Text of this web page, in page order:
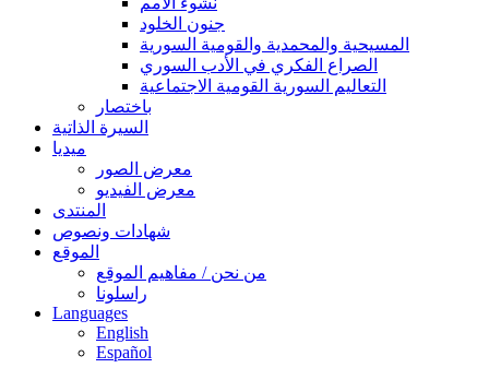
جنون الخلود
المسيحية والمحمدية والقومية السورية
الصراع الفكري في الأدب السوري
التعاليم السورية القومية الاجتماعية
باختصار
السيرة الذاتية
ميديا
معرض الصور
معرض الفيديو
المنتدى
شهادات ونصوص
الموقع
من نحن / مفاهيم الموقع
راسلونا
Languages
English
Español